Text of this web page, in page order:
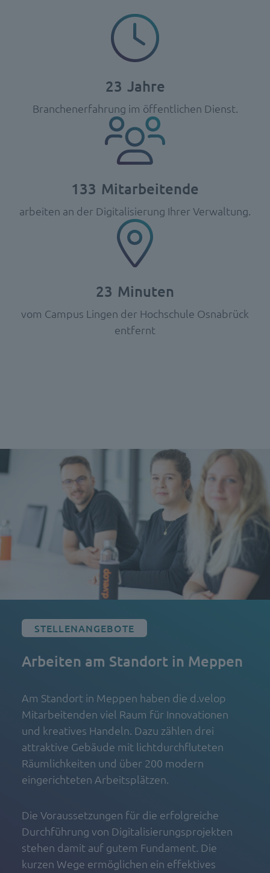
23 Jahre
Branchenerfahrung im öffentlichen Dienst.
133 Mitarbeitende
arbeiten an der Digitalisierung Ihrer Verwaltung.
23 Minuten
vom Campus Lingen der Hochschule Osnabrück
entfernt
STELLENANGEBOTE
Arbeiten am Standort in Meppen
Am Standort in Meppen haben die d.velop
Mitarbeitenden viel Raum für Innovationen
und kreatives Handeln. Dazu zählen drei
attraktive Gebäude mit lichtdurchfluteten
Räumlichkeiten und über 200 modern
eingerichteten Arbeitsplätzen.
Die Voraussetzungen für die erfolgreiche
Durchführung von Digitalisierungsprojekten
stehen damit auf gutem Fundament. Die
kurzen Wege ermöglichen ein effektives